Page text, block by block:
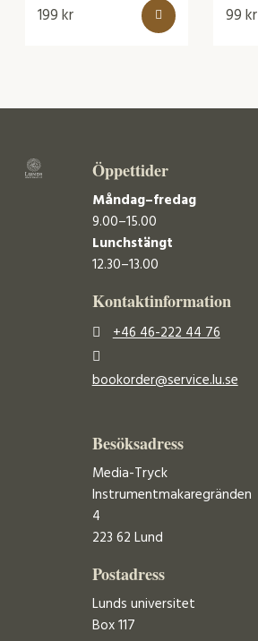
199kr 99kr
Öppettider
Måndag–fredag
9.00–15.00
Lunchstängt
12.30–13.00
Kontaktinformation
+46 46-222 44 76
bookorder@service.lu.se
Besöksadress
Media-Tryck
Instrumentmakaregränden
4
223 62 Lund
Postadress
Lunds universitet
Box 117